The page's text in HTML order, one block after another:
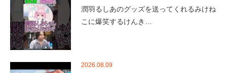
潤羽るしあのグッズを送ってくれるみけね
こに爆笑するけんき…
2026.08.09